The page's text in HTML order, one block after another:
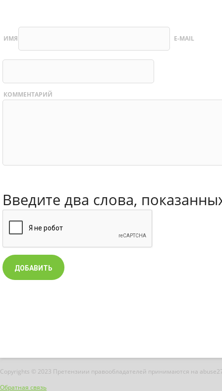
ИМЯ E-MAIL
КОММЕНТАРИЙ
Введите два слова,
Copyrights © 2023 Претензиии правообладателей принимаются на
Обратная связь